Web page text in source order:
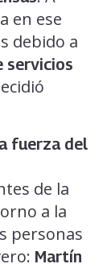
en ese
debido a
servicios
a fuerza del
de la
a la
personas
Martín